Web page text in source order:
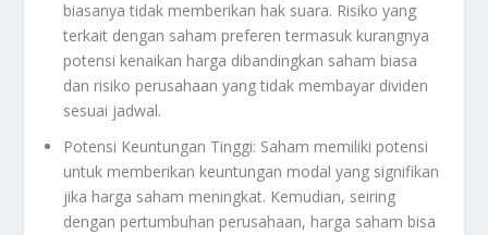
biasanya tidak memberikan hak suara. Risiko yang
terkait dengan saham preferen termasuk kurangnya
potensi kenaikan harga dibandingkan saham biasa
dan risiko perusahaan yang tidak membayar dividen
sesuai jadwal.
Potensi Keuntungan Tinggi: Saham memiliki potensi
untuk memberikan keuntungan modal yang signifikan
jika harga saham meningkat. Kemudian, seiring
dengan pertumbuhan perusahaan, harga saham bisa